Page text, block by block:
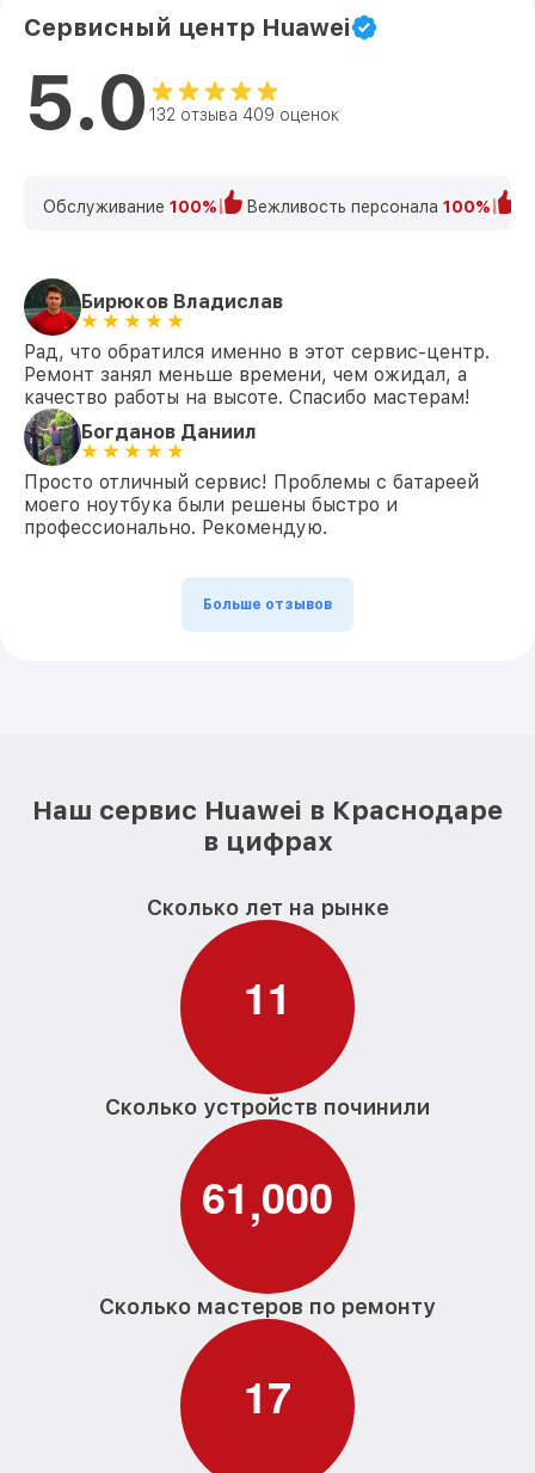
Замена северного моста Matebook D16
Huawei
Восстановление данных Matebook D16
Huawei
Замена аккумулятора Matebook D16
Huawei
от 620₽
Замена шим-контроллера Matebook D16
Huawei
Сервисный центр Huawei
5.0 132 отзыва 409 оценок
Обслуживание 100% Вежливость персонала 100%
Бирюков Владислав
Рад, что обратился именно в этот сервис-центр.
Ремонт занял меньше времени, чем ожидал, а
качество работы на высоте. Спасибо мастерам!
Богданов Даниил
Просто отличный сервис! Проблемы с батареей
моего ноутбука были решены быстро и
профессионально. Рекомендую.
Больше отзывов
Наш сервис Huawei в Краснодаре
в цифрах
Сколько лет на рынке
11
Сколько устройств починили
61,000
Сколько мастеров по ремонту
17